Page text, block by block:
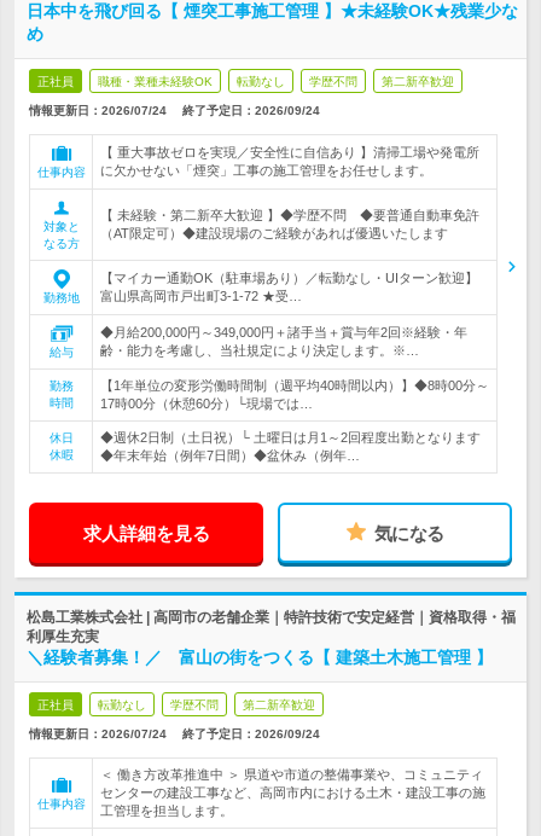
日本中を飛び回る【 煙突工事施工管理 】★未経験OK★残業少な
め
正社員 職種・業種未経験OK 転勤なし 学歴不問 第二新卒歓迎
情報更新日：2026/07/24 終了予定日： 2026/09/24
仕事内容
【 重大事故ゼロを実現／安全性に自信あり 】清掃工場や発電所
に欠かせない「煙突」工事の施工管理をお任せします。
対象と
なる方
【 未経験・第二新卒大歓迎 】◆学歴不問 ◆要普通自動車免許
（AT限定可）◆建設現場のご経験があれば優遇いたします
勤務地
【マイカー通勤OK（駐車場あり）／転勤なし・UIターン歓迎】
富山県高岡市戸出町3-1-72 ★受…
給与
◆月給200,000円～349,000円＋諸手当＋賞与年2回※経験・年
齢・能力を考慮し、当社規定により決定します。※…
勤務
時間
【1年単位の変形労働時間制（週平均40時間以内）】◆8時00分～
17時00分（休憩60分）└現場では…
休日
休暇
◆週休2日制（土日祝）└ 土曜日は月1～2回程度出勤となります
◆年末年始（例年7日間）◆盆休み（例年…
求人詳細を見る 気になる
松島工業株式会社 | 高岡市の老舗企業｜特許技術で安定経営｜資格取得・福
利厚生充実
＼経験者募集！／ 富山の街をつくる【 建築土木施工管理 】
正社員 転勤なし 学歴不問 第二新卒歓迎
情報更新日：2026/07/24 終了予定日： 2026/09/24
仕事内容
＜ 働き方改革推進中 ＞ 県道や市道の整備事業や、コミュニティ
センターの建設工事など、高岡市内における土木・建設工事の施
工管理を担当します。